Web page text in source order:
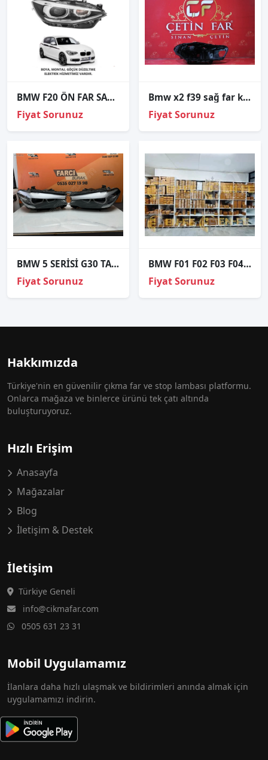
BMW F20 ÖN FAR SAĞ SOL XENON 2011 2012 2013 2014 / KAMPANYA
Fiyat Sorunuz
Bmw x2 f39 sağ far kasasi
Fiyat Sorunuz
BMW 5 SERİSİ G30 TAKIM FAR ORJİNAL
Fiyat Sorunuz
BMW F01 F02 F03 F04 Hybrid Led Far Kartı – 63117316213
Fiyat Sorunuz
Hakkımızda
Türkiye'nin en güvenilir çıkma far ve stop lambası platformu.
Onlarca mağaza ve binlerce ürünü tek çatı altında
buluşturuyoruz.
Hızlı Erişim
Anasayfa
Mağazalar
Blog
İletişim & Destek
İletişim
Türkiye Geneli
info@cikmafar.com
0505 631 23 31
Mobil Uygulamamız
İlanlara daha hızlı ulaşmak ve bildirimleri anında almak için
uygulamamızı indirin.